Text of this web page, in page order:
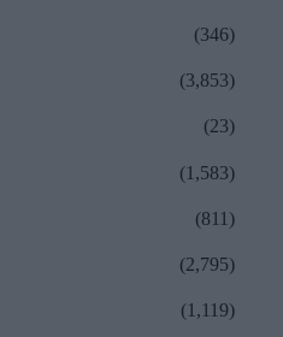
(346)
(3,853)
(23)
(1,583)
(811)
(2,795)
(1,119)